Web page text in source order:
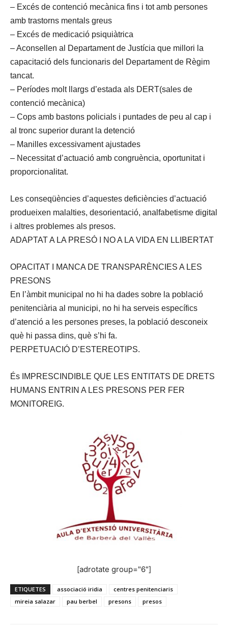
– Excés de contenció mecànica fins i tot amb persones
amb trastorns mentals greus
– Excés de medicació psiquiàtrica
– Aconsellen al Departament de Justícia que millori la
capacitació dels funcionaris del Departament de Règim
tancat.
– Períodes molt llargs d’estada als DERT(sales de
contenció mecànica)
– Cops amb bastons policials i puntades de peu al cap i
al tronc superior durant la detenció
– Manilles excessivament ajustades
– Necessitat d’actuació amb congruència, oportunitat i
proporcionalitat.
Les conseqüències d’aquestes deficiències d’actuació
produeixen malalties, desorientació, analfabetisme digital
i altres problemes als presos.
ADAPTAT A LA PRESÓ I NO A LA VIDA EN LLIBERTAT
OPACITAT I MANCA DE TRANSPARÈNCIES A LES
PRESONS
En l’àmbit municipal no hi ha dades sobre la població
penitenciària al municipi, no hi ha serveis específics
d’atenció a les persones preses, la població desconeix
què hi passa dins, què s’hi fa.
PERPETUACIÓ D’ESTEREOTIPS.
És IMPRESCINDIBLE QUE LES ENTITATS DE DRETS
HUMANS ENTRIN A LES PRESONS PER FER
MONITOREIG.
[adrotate group="6"]
ETIQUETES associació iridia
centres penitenciaris
mireia salazar
pau berbel presons presos